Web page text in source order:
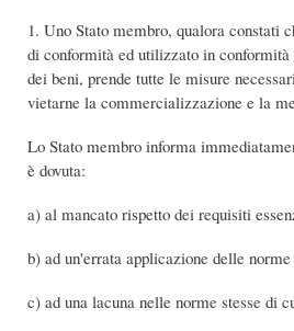
1. Uno Stato membro, qualora constati
di conformità ed utilizzato in
dei beni, prende tutte le misure
vietarne la commercializzazione e la
Lo Stato membro informa
è dovuta:
a) al mancato rispetto dei requisiti
b) ad un'errata applicazione delle
c) ad una lacuna nelle norme stesse di